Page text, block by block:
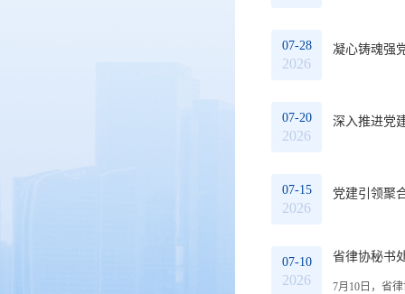
07-28
2026
凝心铸魂强
07-20
2026
深入推进党
07-15
2026
党建引领聚
07-10
2026
省律协秘书
7月10日，省